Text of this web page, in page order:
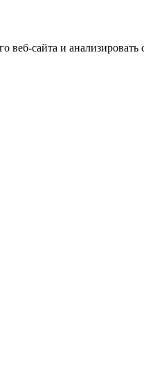
сайта и анализировать